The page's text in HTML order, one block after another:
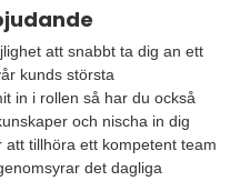
att snabbt ta dig an ett
kunds största
in i rollen så har du också
och nischa in dig
tillhöra ett kompetent team
det dagliga